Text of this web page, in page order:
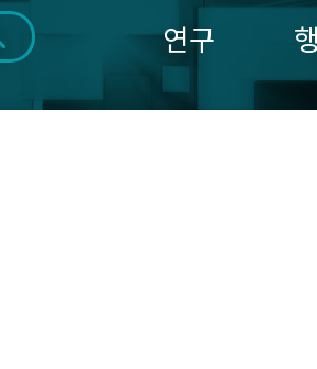
3개월 1년
연구